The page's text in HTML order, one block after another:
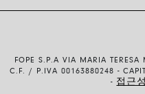
배송 및 반품
YOUTUBE
FOPE S.P.A VIA MARIA
C.F. / P.IVA 00163880248 -
- 접근성